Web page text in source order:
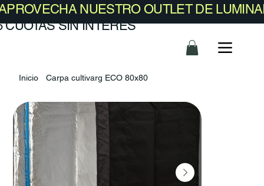
Inicio Carpa cultivarg ECO 80x80
NUESTRO OUTLET DE
CUOTAS SIN INTERES